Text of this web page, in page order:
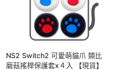
NS2 Switch2 可愛萌貓爪 類比
磨菇搖桿保護套x４入 【現貨】